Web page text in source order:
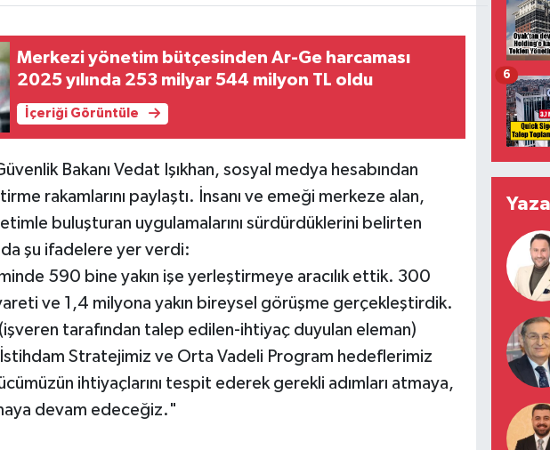
Merkezi yönetim bütçesinden Ar-Ge harcaması
2025 yılında 253 milyar 544 milyon TL oldu
İçeriği Görüntüle
Bakanı Vedat Işıkhan, sosyal medya hesabından
rakamlarını paylaştı. İnsanı ve emeği merkeze alan,
buluşturan uygulamalarını sürdürdüklerini belirten
şu ifadelere yer verdi:
590 bine yakın işe yerleştirmeye aracılık ettik. 300
ve 1,4 milyona yakın bireysel görüşme gerçekleştirdik.
tarafından talep edilen-ihtiyaç duyulan eleman)
Stratejimiz ve Orta Vadeli Program hedeflerimiz
ihtiyaçlarını tespit ederek gerekli adımları atmaya,
devam edeceğiz."
6